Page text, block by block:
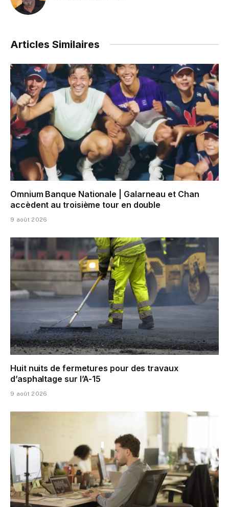
Articles Similaires
Omnium Banque Nationale | Galarneau et Chan
accèdent au troisième tour en double
9 août 2026
Huit nuits de fermetures pour des travaux
d’asphaltage sur l’A-15
9 août 2026